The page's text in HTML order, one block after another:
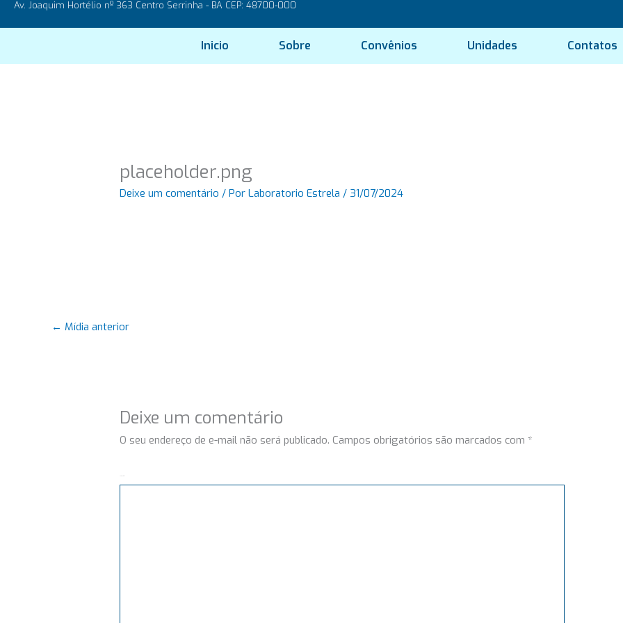
para
Av. Joaquim Hortélio nº 363 Centro Serrinha - BA CEP: 48700-000
Inicio Sobre Convênios Unidades Contatos
placeholder.png
Deixe um comentário / PorLaboratorio Estrela/ 31/07/2024
← Mídia anterior
Deixe um comentário
O seu endereço de e-mail não será publicado. Campos obrigatórios são marcados com *